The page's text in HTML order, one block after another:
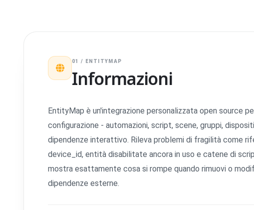
01 / ENTITYMAP
Informazioni
EntityMap è un'integrazione personalizzata open source
configurazione - automazioni, script, scene, gruppi,
dipendenze interattivo. Rileva problemi di fragilità come
device_id, entità disabilitate ancora in uso e catene di
mostra esattamente cosa si rompe quando rimuovi o
dipendenze esterne.